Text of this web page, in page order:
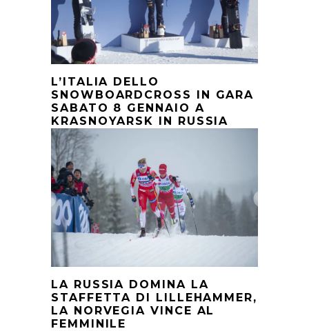
L’ITALIA DELLO
SNOWBOARDCROSS IN GARA
SABATO 8 GENNAIO A
KRASNOYARSK IN RUSSIA
LA RUSSIA DOMINA LA
STAFFETTA DI LILLEHAMMER,
LA NORVEGIA VINCE AL
FEMMINILE